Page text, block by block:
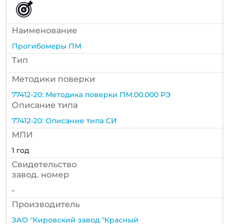
Наименование
Прогибомеры ПМ
Тип
Методики поверки
77412-20: Методика поверки ПМ.00.000 РЭ
Описание типа
77412-20: Описание типа СИ
МПИ
1 год
Cвидетельство
завод. номер
-
Производитель
ЗАО "Кировский завод "Красный